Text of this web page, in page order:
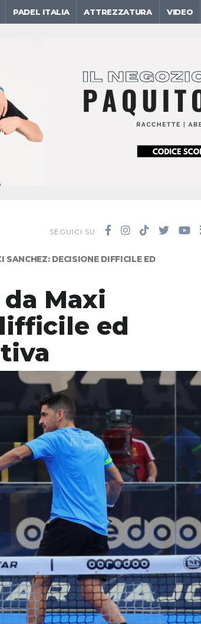
PADEL ITALIA ATTREZZATURA VIDEO
SEGUICI SU
SANCHEZ: DECISIONE DIFFICILE ED
Maxi
ed